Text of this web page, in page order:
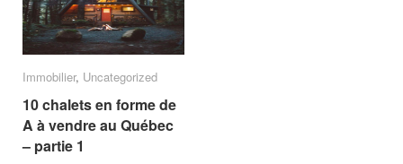
Immobilier, Uncategorized
10 chalets en forme de
A à vendre au Québec
– partie 1
Immobilier Uncategorized
10 chalets en forme de
A à vendre au Québec
– partie 1